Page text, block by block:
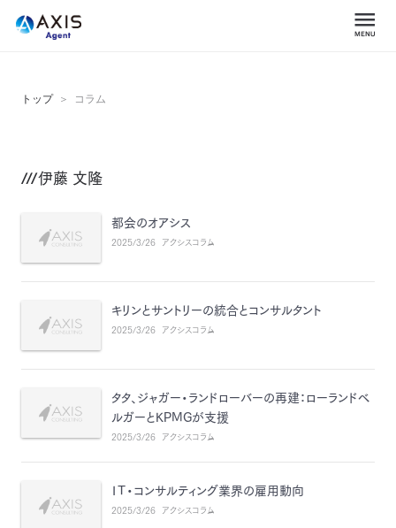
トップ コラム
伊藤 文隆
都会のオアシス
2025/3/26 アクシスコラム
キリンとサントリーの統合とコンサルタント
2025/3/26 アクシスコラム
タタ、ジャガー・ランドローバーの再建：ローランドベ
ルガーとKPMGが支援
2025/3/26 アクシスコラム
ＩＴ・コンサルティング業界の雇用動向
2025/3/26 アクシスコラム